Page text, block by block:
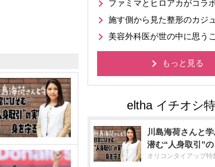
ファミマとヒロアカがコラ
施す側から見た整形のカジ
美容外科医が世の中に思う
もっと見る
川島海荷さんと
潜む“人身取引”
オリコンタイアップ特